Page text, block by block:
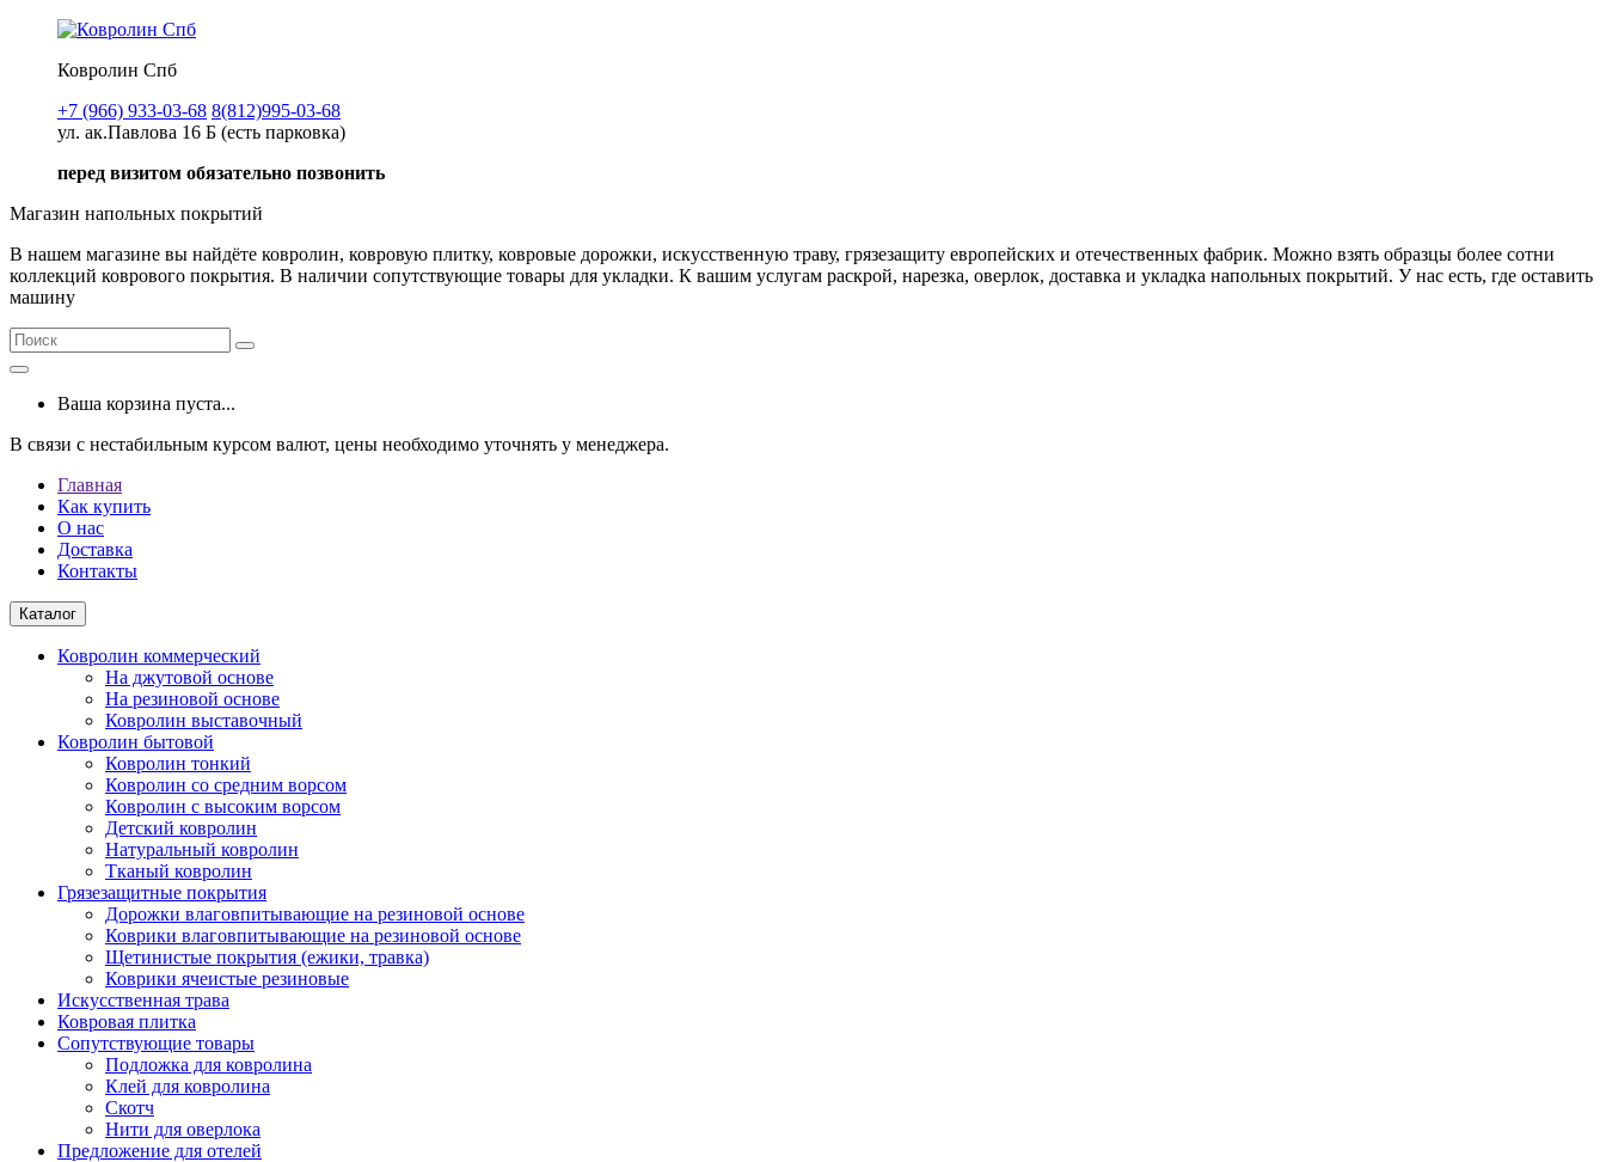
Ковролин Спб
+7 (966) 933-03-68 8(812)995-03-68
ул. ак.Павлова 16 Б (есть парковка)
перед визитом обязательно позвонить
Магазин напольных покрытий
В нашем магазине вы найдёте ковролин, ковровую плитку, ковровые дорожки, искусственную траву, грязезащиту европейских и отечественных фабрик. Можно взять образцы более сотни
коллекций коврового покрытия. В наличии сопутствующие товары для укладки. К вашим услугам раскрой, нарезка, оверлок, доставка и укладка напольных покрытий. У нас есть, где оставить
машину
Ваша корзина пуста...
В связи с нестабильным курсом валют, цены необходимо уточнять у менеджера.
Главная
Как купить
О нас
Доставка
Контакты
Каталог
Ковролин коммерческий
На джутовой основе
На резиновой основе
Ковролин выставочный
Ковролин бытовой
Ковролин тонкий
Ковролин со средним ворсом
Ковролин с высоким ворсом
Детский ковролин
Натуральный ковролин
Тканый ковролин
Грязезащитные покрытия
Дорожки влаговпитывающие на резиновой основе
Коврики влаговпитывающие на резиновой основе
Щетинистые покрытия (ежики, травка)
Коврики ячеистые резиновые
Искусственная трава
Ковровая плитка
Сопутствующие товары
Подложка для ковролина
Клей для ковролина
Скотч
Нити для оверлока
Предложение для отелей